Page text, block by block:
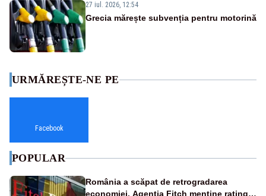
27 iul. 2026, 12:54
Grecia mărește subvenția pentru motorină
URMĂREȘTE-NE PE
Facebook
POPULAR
România a scăpat de retrogradarea
economiei. Agenția Fitch menține ratingul